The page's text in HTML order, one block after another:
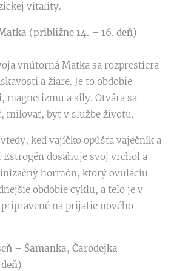
vitality.
(približne 14. – 16. deň)
vnútorná Matka sa rozprestiera
a žiare. Je to obdobie
magnetizmu a sily. Otvára sa
milovať, byť v službe životu.
keď vajíčko opúšťa vaječník a
Estrogén dosahuje svoj vrchol a
hormón, ktorý ovuláciu
obdobie cyklu, a telo je v
na prijatie nového
– Šamanka, Čarodejka